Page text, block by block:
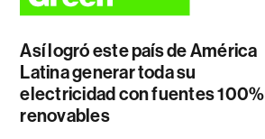
Así logró este país de América
Latina generar toda su
electricidad con fuentes 100%
renovables